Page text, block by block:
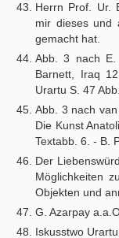
Herrn Prof. Ur.
mir dieses und
gemacht hat.
Abb. 3 nach
Barnett, Iraq
Urartu S. 47
Abb. 3 nach
Die Kunst
Textabb. 6. - B.
Der
Möglichkeiten
Objekten und
G. Azarpay
Iskusstwo